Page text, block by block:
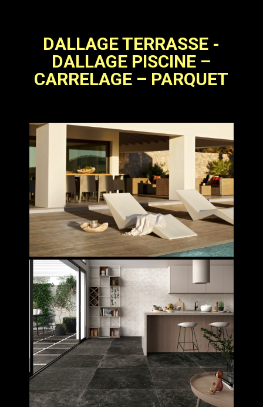
DALLAGE TERRASSE -
DALLAGE PISCINE –
CARRELAGE – PARQUET